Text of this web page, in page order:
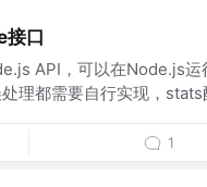
口
API，可以在Node.js
理都需要自行实现，
1